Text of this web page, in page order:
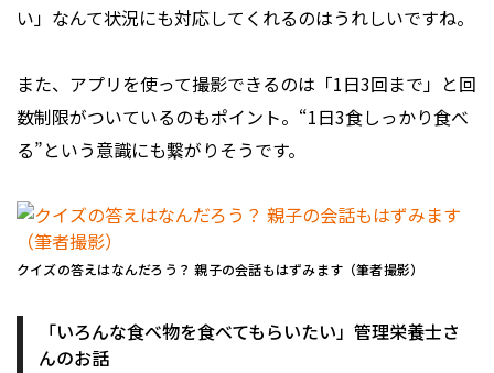
い」なんて状況にも対応してくれるのはうれしいですね。
また、アプリを使って撮影できるのは「1日3回まで」と回
数制限がついているのもポイント。“1日3食しっかり食べ
る”という意識にも繋がりそうです。
クイズの答えはなんだろう？ 親子の会話もはずみます（筆者撮影）
「いろんな食べ物を食べてもらいたい」管理栄養士さ
んのお話